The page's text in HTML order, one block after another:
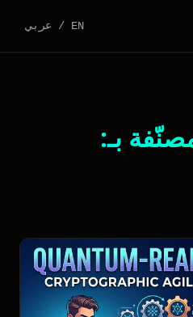
EN
/ عربي
بـ: